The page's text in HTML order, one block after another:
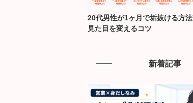
20代男性が1ヶ月で垢抜ける方
見た目を変えるコツ
新着記事